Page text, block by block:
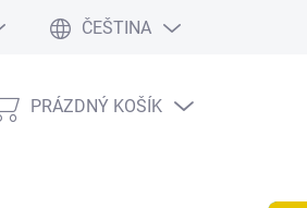
ČEŠTINA
NÁKUPNÍ
PRÁZDNÝ KOŠÍK